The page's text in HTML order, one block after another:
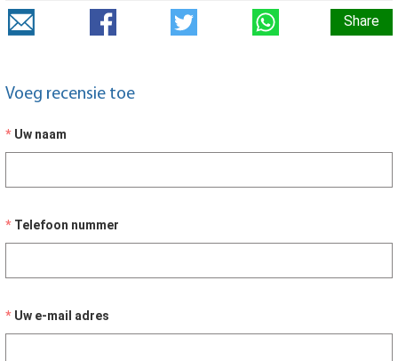
Share
Voeg recensie toe
Uw naam
Telefoon nummer
Uw e-mail adres